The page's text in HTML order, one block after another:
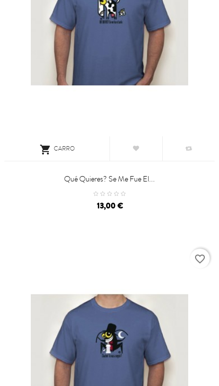
 CARRO
Qué Quieres? Se Me Fue El...
Precio
13,00 €
favorite_border